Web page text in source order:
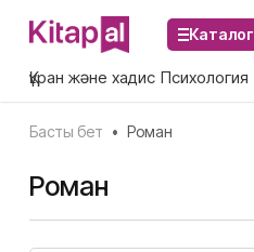
Каталог
Құран және хадис Психология
Басты бет • Роман
Роман